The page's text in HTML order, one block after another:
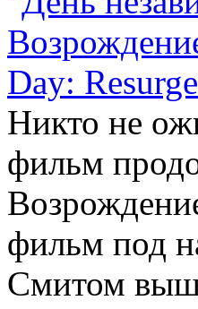
Никто не
фильм
фильм под
Смитом